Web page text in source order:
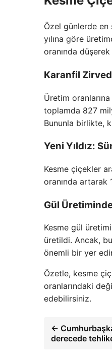
Özel günlerde
yılına göre
oranında
Karanfil
Üretim oranlarına
toplamda 827
Bununla birlikte,
Yeni Yıldız:
Kesme çiçekler
oranında artarak
Gül
Kesme gül
üretildi. Ancak,
önemli bir yer
Özetle, kesme
oranlarındaki
edebilirsiniz.
←
derecede